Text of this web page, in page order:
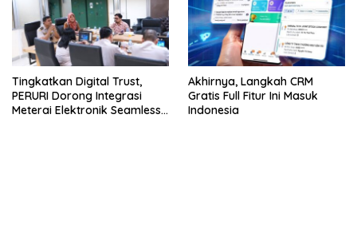
Tingkatkan Digital Trust,
PERURI Dorong Integrasi
Meterai Elektronik Seamless
Akhirnya, Langkah CRM
Gratis Full Fitur Ini Masuk
Indonesia